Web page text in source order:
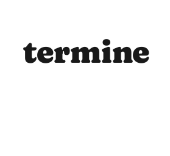
termine